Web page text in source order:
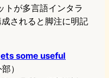
トが多言語インタラ
されると脚注に明記
some useful
部）